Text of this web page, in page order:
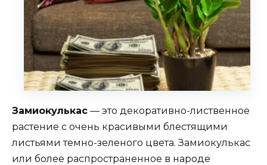
Замиокулькас — это декоративно-лиственное
растение с очень красивыми блестящими
листьями темно-зеленого цвета. Замиокулькас
или более распространенное в народе